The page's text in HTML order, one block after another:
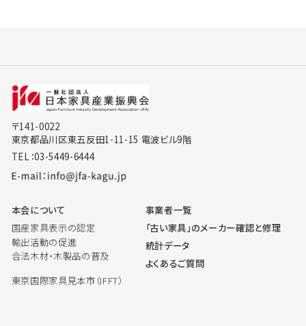
〒141-0022
東京都品川区東五反田1-11-15 電波ビル9階
TEL：03-5449-6444
本会について
国産家具表示の認定
輸出活動の促進
合法木材・木製品の普及
東京国際家具見本市（IFFT）
事業者一覧
「古い家具」のメーカー確認と修理
統計データ
よくあるご質問